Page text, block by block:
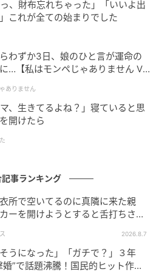
、財布忘れちゃった」「いいよ出
これが全ての始まりでした
わずか3日、娘のひと言が運命の
…【私はモンペじゃありません Vo
ありません
、生きてるよね？」寝ていると思
開けたら
事ランキング
所で空いてるのに真隣に来た親
ーを開けようとすると舌打ちさ
2026.8.7
そうになった」「ガチで？」３年
婚”で話題沸騰！国民的ヒット作